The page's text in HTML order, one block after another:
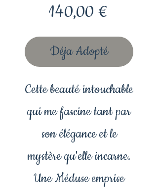
140,00 €Prix
Déja Adopté
Cette beauté intouchable
qui me fascine tant par
son élégance et le
mystère qu'elle incarne.
Une Méduse emprise